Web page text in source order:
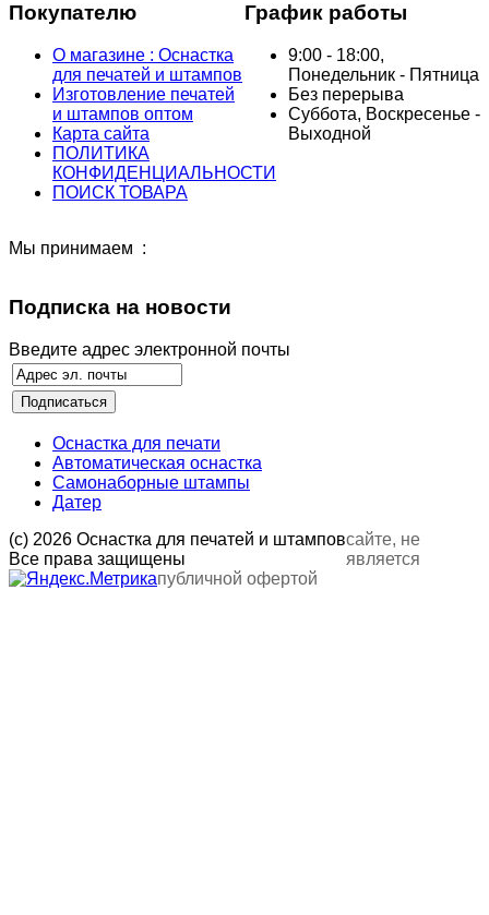
Покупателю
О магазине : Оснастка
для печатей и штампов
Изготовление печатей
и штампов оптом
Карта сайта
ПОЛИТИКА
КОНФИДЕНЦИАЛЬНОСТИ
ПОИСК ТОВАРА
График работы
9:00 - 18:00,
Понедельник - Пятница
Без перерыва
Суббота, Воскресенье -
Выходной
Мы принимаем :
Подписка на новости
Введите адрес электронной почты
Оснастка для печати
Автоматическая оснастка
Самонаборные штампы
Датер
(с) 2026 Оснастка для печатей и штампов
Все права защищены
сайте, не
является
публичной офертой